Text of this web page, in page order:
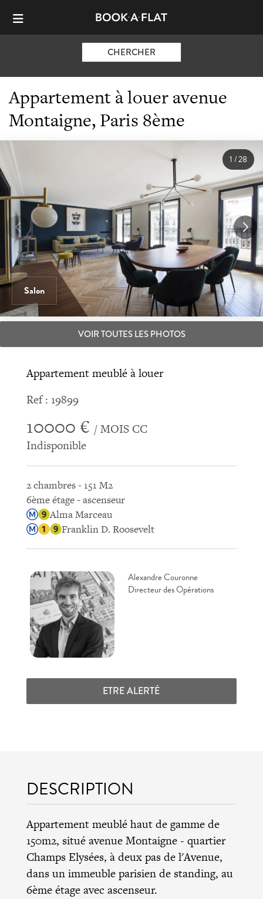
CHERCHER
Appartement à louer avenue
Montaigne, Paris 8ème
Salon
1/28
VOIR TOUTES LES PHOTOS
Appartement meublé à louer
Ref : 19899
10000 € / MOIS CC
Indisponible
2 chambres - 151 M2
6ème étage - ascenseur
Alma Marceau
Franklin D. Roosevelt
Alexandre Couronne
Directeur des Opérations
ETRE ALERTÉ
DESCRIPTION
Appartement meublé haut de gamme de
150m2, situé avenue Montaigne - quartier
Champs Elysées, à deux pas de l'Avenue,
dans un immeuble parisien de standing, au
6ème étage avec ascenseur.